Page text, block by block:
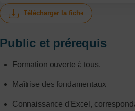
Télécharger la fiche
Public et prérequis
Formation ouverte à tous.
Maîtrise des fondamentaux
Connaissance d'Excel,